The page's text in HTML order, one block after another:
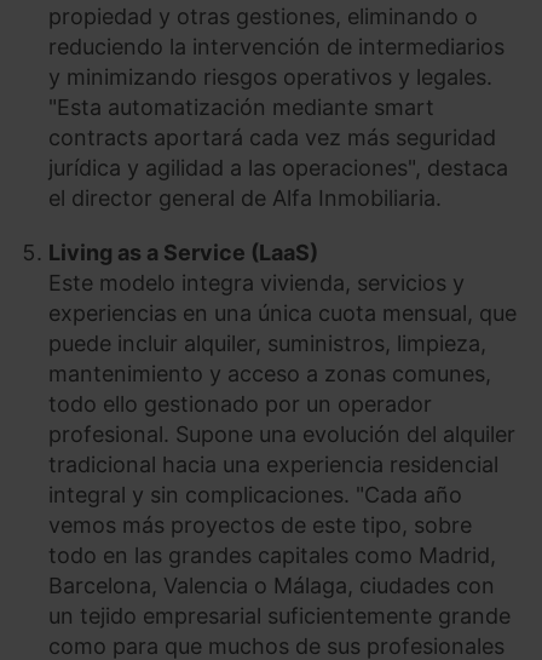
propiedad y otras gestiones, eliminando o
reduciendo la intervención de intermediarios
y minimizando riesgos operativos y legales.
"Esta automatización mediante smart
contracts aportará cada vez más seguridad
jurídica y agilidad a las operaciones", destaca
el director general de Alfa Inmobiliaria.
Living as a Service (LaaS)
Este modelo integra vivienda, servicios y
experiencias en una única cuota mensual, que
puede incluir alquiler, suministros, limpieza,
mantenimiento y acceso a zonas comunes,
todo ello gestionado por un operador
profesional. Supone una evolución del alquiler
tradicional hacia una experiencia residencial
integral y sin complicaciones. "Cada año
vemos más proyectos de este tipo, sobre
todo en las grandes capitales como Madrid,
Barcelona, Valencia o Málaga, ciudades con
un tejido empresarial suficientemente grande
como para que muchos de sus profesionales